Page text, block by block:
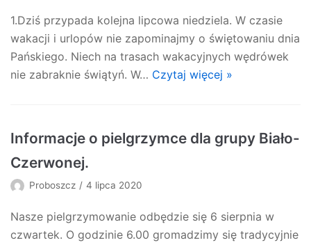
1.Dziś przypada kolejna lipcowa niedziela. W czasie
wakacji i urlopów nie zapominajmy o świętowaniu dnia
Pańskiego. Niech na trasach wakacyjnych wędrówek
nie zabraknie świątyń. W… Czytaj więcej »
Informacje o pielgrzymce dla grupy Biało-
Czerwonej.
Proboszcz 4 lipca 2020
Nasze pielgrzymowanie odbędzie się 6 sierpnia w
czwartek. O godzinie 6.00 gromadzimy się tradycyjnie